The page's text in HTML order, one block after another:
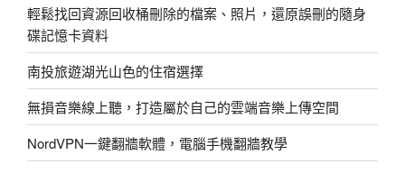
輕鬆找回資源回收桶刪除的檔案、照片，還原誤刪的隨身
碟記憶卡資料
南投旅遊湖光山色的住宿選擇
無損音樂線上聽，打造屬於自己的雲端音樂上傳空間
NordVPN一鍵翻牆軟體，電腦手機翻牆教學